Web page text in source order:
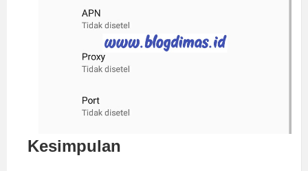
Kesimpulan